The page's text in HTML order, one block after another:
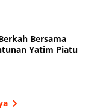
Bersama
Yatim Piatu